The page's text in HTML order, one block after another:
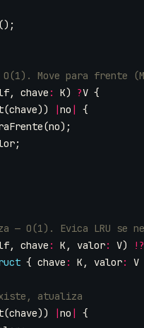
();
, chave : K) ?V {
(chave)) |no |
{
(no);
;
, chave : K, valor: V)
!?
{ chave : K, valor: V
(chave)) |no |
{